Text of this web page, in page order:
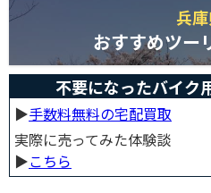
兵
おすすめツー
不要になったバイク
▶︎手数料無料の宅配買取
実際に売ってみた体験談
▶︎こちら